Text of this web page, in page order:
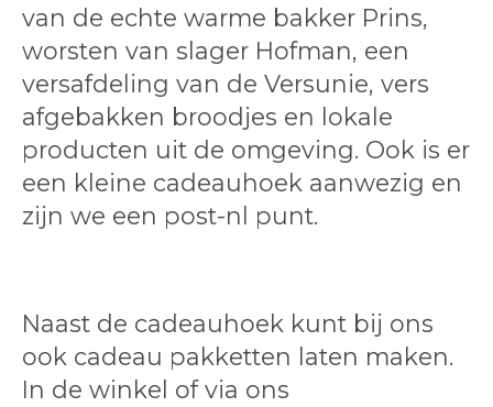
van de echte warme bakker Prins,
worsten van slager Hofman, een
versafdeling van de Versunie, vers
afgebakken broodjes en lokale
producten uit de omgeving. Ook is er
een kleine cadeauhoek aanwezig en
zijn we een post-nl punt.
Naast de cadeauhoek kunt bij ons
ook cadeau pakketten laten maken.
In de winkel of via ons